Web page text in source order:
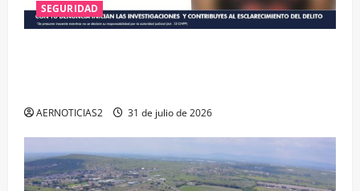
SEGURIDAD
AERNOTICIAS2 31 de julio de 2026